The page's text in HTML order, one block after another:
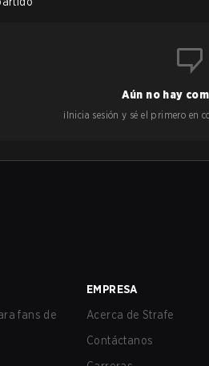
Aún no hay
¡Inicia sesión y sé el primero en
fans de
EMPRESA
Acerca de Strafe
Contáctanos